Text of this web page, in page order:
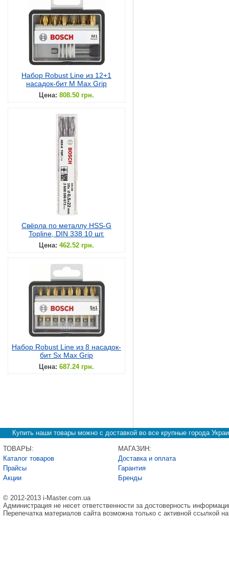
Набор Robust Line из 12+1
насадок-бит M Max Grip
Цена: 808.50 грн.
Свёрла по металлу HSS-G
Topline, DIN 338 10 шт.
Цена: 462.52 грн.
Набор Robust Line из 8 насадок-
бит Sx Max Grip
Цена: 687.24 грн.
Купить наши товары можно с доставкой во все крупные города
ТОВАРЫ:
Каталог товаров
Прайсы
Акции
МАГАЗИН:
Доставка и оплата
Гарантия
Бренды
© 2012-2013 i-Master.com.ua
Администрация не несет ответственности за достоверность
Перепечатка материалов сайта возможна только с активной ссылкой